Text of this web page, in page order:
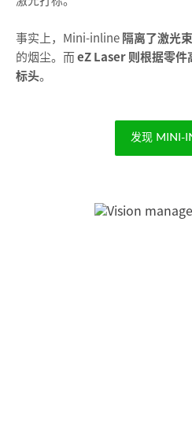
事实上，Mini-inline隔离了激光束
的烟尘。而eZ Laser 则根据零件
标头。
发现 MINI-